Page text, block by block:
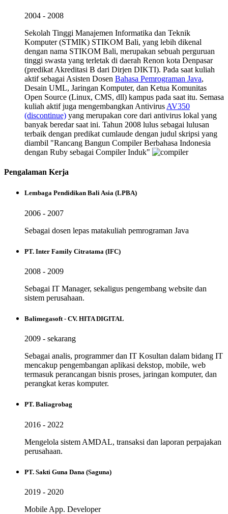
2004 - 2008
Sekolah Tinggi Manajemen Informatika dan Teknik
Komputer (STMIK) STIKOM Bali, yang lebih dikenal
dengan nama STIKOM Bali, merupakan sebuah perguruan
tinggi swasta yang terletak di daerah Renon kota Denpasar
(predikat Akreditasi B dari Dirjen DIKTI). Pada saat kuliah
aktif sebagai Asisten Dosen Bahasa Pemrograman Java,
Desain UML, Jaringan Komputer, dan Ketua Komunitas
Open Source (Linux, CMS, dll) kampus pada saat itu. Semasa
kuliah aktif juga mengembangkan Antivirus AV350
(discontinue) yang merupakan core dari antivirus lokal yang
banyak beredar saat ini. Tahun 2008 lulus sebagai lulusan
terbaik dengan predikat cumlaude dengan judul skripsi yang
diambil "Rancang Bangun Compiler Berbahasa Indonesia
dengan Ruby sebagai Compiler Induk"
Pengalaman Kerja
Lembaga Pendidikan Bali Asia (LPBA)
2006 - 2007
Sebagai dosen lepas matakuliah pemrograman Java
PT. Inter Family Citratama (IFC)
2008 - 2009
Sebagai IT Manager, sekaligus pengembang website dan
sistem perusahaan.
Balimegasoft - CV. HITA DIGITAL
2009 - sekarang
Sebagai analis, programmer dan IT Kosultan dalam bidang IT
mencakup pengembangan aplikasi dekstop, mobile, web
termasuk perancangan bisnis proses, jaringan komputer, dan
perangkat keras komputer.
PT. Baliagrobag
2016 - 2022
Mengelola sistem AMDAL, transaksi dan laporan perpajakan
perusahaan.
PT. Sakti Guna Dana (Saguna)
2019 - 2020
Mobile App. Developer